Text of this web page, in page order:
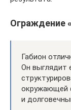
Ограждение
Габион
Он выглядит
окружающей
и